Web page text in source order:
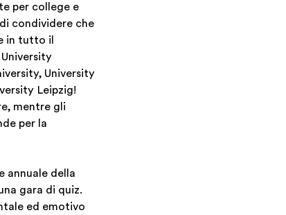
per college e
condividere che
in tutto il
University
Leipzig!
mentre gli
per la
annuale della
gara di quiz.
ed emotivo